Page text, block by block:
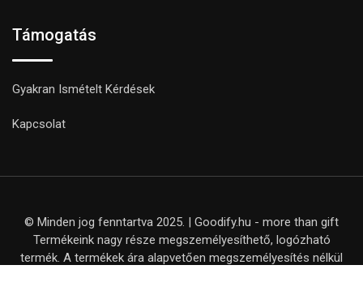
Támogatás
Gyakran Ismételt Kérdések
Kapcsolat
© Minden jog fenntartva 2025. | Goodify.hu - more than gift
Termékeink nagy része megszemélyesíthető, logózható
termék. A termékek ára alapvetően megszemélyesítés nélkül